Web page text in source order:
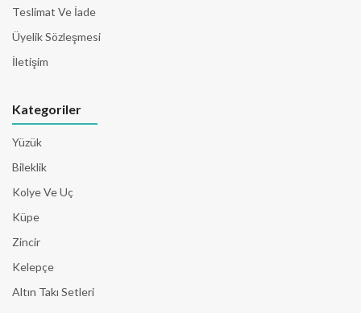
Teslimat Ve İade
Üyelik Sözleşmesi
İletişim
Kategoriler
Yüzük
Bileklik
Kolye Ve Uç
Küpe
Zincir
Kelepçe
Altın Takı Setleri